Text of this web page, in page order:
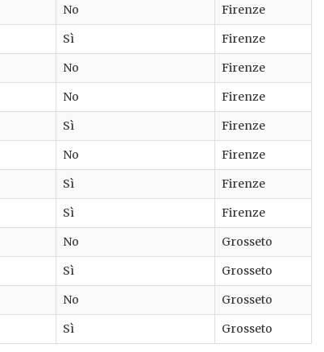
No
Firenze
Sì
Firenze
No
Firenze
No
Firenze
Sì
Firenze
No
Firenze
Sì
Firenze
Sì
Firenze
No
Grosseto
Sì
Grosseto
No
Grosseto
Sì Grosseto